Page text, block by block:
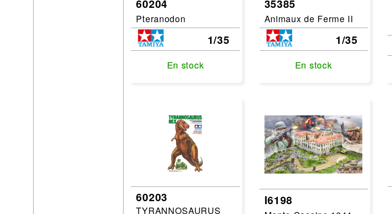
60204
Pteranodon
1/35
En stock
En stock
35385
Animaux de Ferme II
1/35
En stock
En stock
60203
TYRANNOSAURUS
I6198